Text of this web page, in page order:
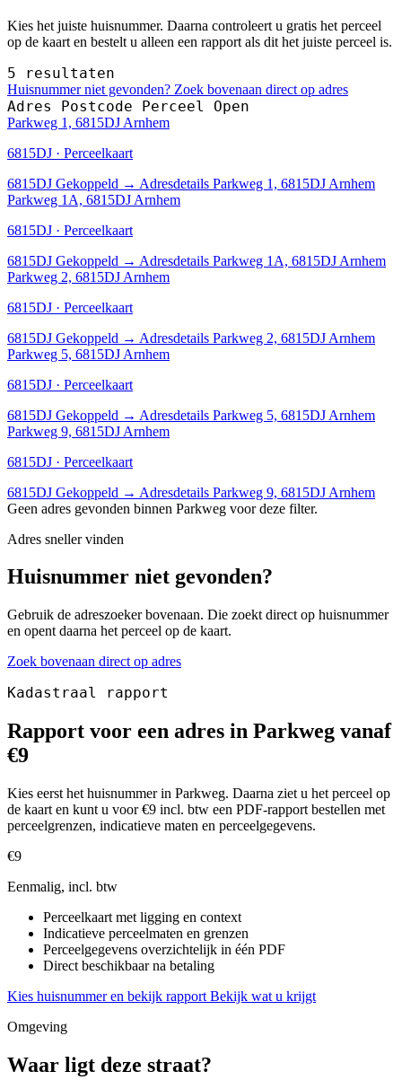
Kies het juiste huisnummer. Daarna controleert u gratis het perceel
op de kaart en bestelt u alleen een rapport als dit het juiste perceel is.
5 resultaten
Huisnummer niet gevonden? Zoek bovenaan direct op adres
Adres Postcode Perceel Open
Parkweg 1, 6815DJ Arnhem
6815DJ · Perceelkaart
6815DJ Gekoppeld → Adresdetails Parkweg 1, 6815DJ Arnhem
Parkweg 1A, 6815DJ Arnhem
6815DJ · Perceelkaart
6815DJ Gekoppeld → Adresdetails Parkweg 1A, 6815DJ Arnhem
Parkweg 2, 6815DJ Arnhem
6815DJ · Perceelkaart
6815DJ Gekoppeld → Adresdetails Parkweg 2, 6815DJ Arnhem
Parkweg 5, 6815DJ Arnhem
6815DJ · Perceelkaart
6815DJ Gekoppeld → Adresdetails Parkweg 5, 6815DJ Arnhem
Parkweg 9, 6815DJ Arnhem
6815DJ · Perceelkaart
6815DJ Gekoppeld → Adresdetails Parkweg 9, 6815DJ Arnhem
Geen adres gevonden binnen Parkweg voor deze filter.
Adres sneller vinden
Huisnummer niet gevonden?
Gebruik de adreszoeker bovenaan. Die zoekt direct op huisnummer
en opent daarna het perceel op de kaart.
Zoek bovenaan direct op adres
Kadastraal rapport
Rapport voor een adres in Parkweg vanaf
€9
Kies eerst het huisnummer in Parkweg. Daarna ziet u het perceel op
de kaart en kunt u voor €9 incl. btw een PDF-rapport bestellen met
perceelgrenzen, indicatieve maten en perceelgegevens.
€9
Eenmalig, incl. btw
Perceelkaart met ligging en context
Indicatieve perceelmaten en grenzen
Perceelgegevens overzichtelijk in één PDF
Direct beschikbaar na betaling
Kies huisnummer en bekijk rapport Bekijk wat u krijgt
Omgeving
Waar ligt deze straat?